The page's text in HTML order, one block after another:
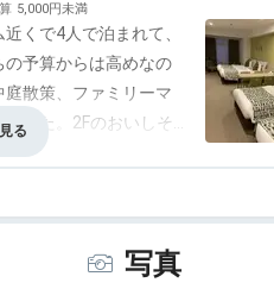
5,000円未満
くで4人で泊まれて、
予算からは高めなの
散策、ファミリーマ
した。2Fのおいしそ
し バリアフリー
写真